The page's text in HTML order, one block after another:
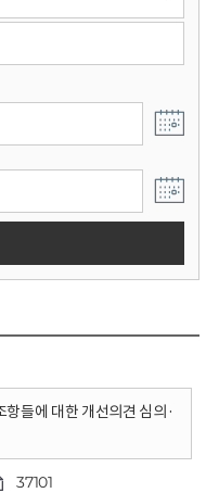
들에 대한 개선의견 심의·
37101